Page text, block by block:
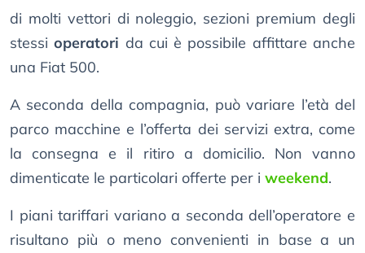
di molti vettori di noleggio, sezioni premium degli
stessioperatori da cui è possibile affittare anche
una Fiat 500.
A seconda della compagnia, può variare l’età del
parco macchine e l’offerta dei servizi extra, come
la consegna e il ritiro a domicilio. Non vanno
dimenticate le particolari offerte per i weekend.
I piani tariffari variano a seconda dell’operatore e
risultano più o meno convenienti in base a un